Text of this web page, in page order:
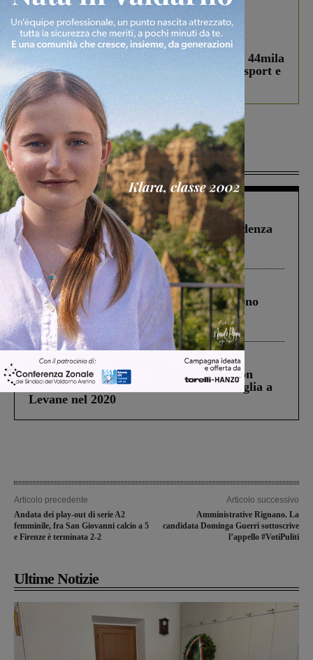
In vetrina 3 Agosto 2026
Estra Notizie agosto: Smart Cities, oltre 44mila
studenti coinvolti, torna il bando per lo sport e
debutta il podcast Estrair
Più lette
Figline Incisa Valdarno 1 Agosto 2026
Piscina di Figline finanziata oltre la scadenza
Pnrr, il gruppo di Fratelli d’Italia: “Un
ringraziamento al Governo”
Cronaca 4 Agosto 2026
Un anno fa la strage in A1 in cui morirono
Gianni, Giulia e Franco. Lo schianto, il
processo, lo stop ai sorpassi fra tir....
Cronaca 3 Agosto 2026
Scomparso da una struttura di Castiglion
Fiorentino l’uomo che aveva ucciso la figlia a
Levane nel 2020
Articolo precedente
Andata dei play-out di serie A2
femminile, fra San Giovanni calcio a 5
e Firenze è terminata 2-2
Articolo successivo
Amministrative Rignano. La
candidata Dominga Guerri sottoscrive
l’appello #VotiPuliti
Ultime Notizie